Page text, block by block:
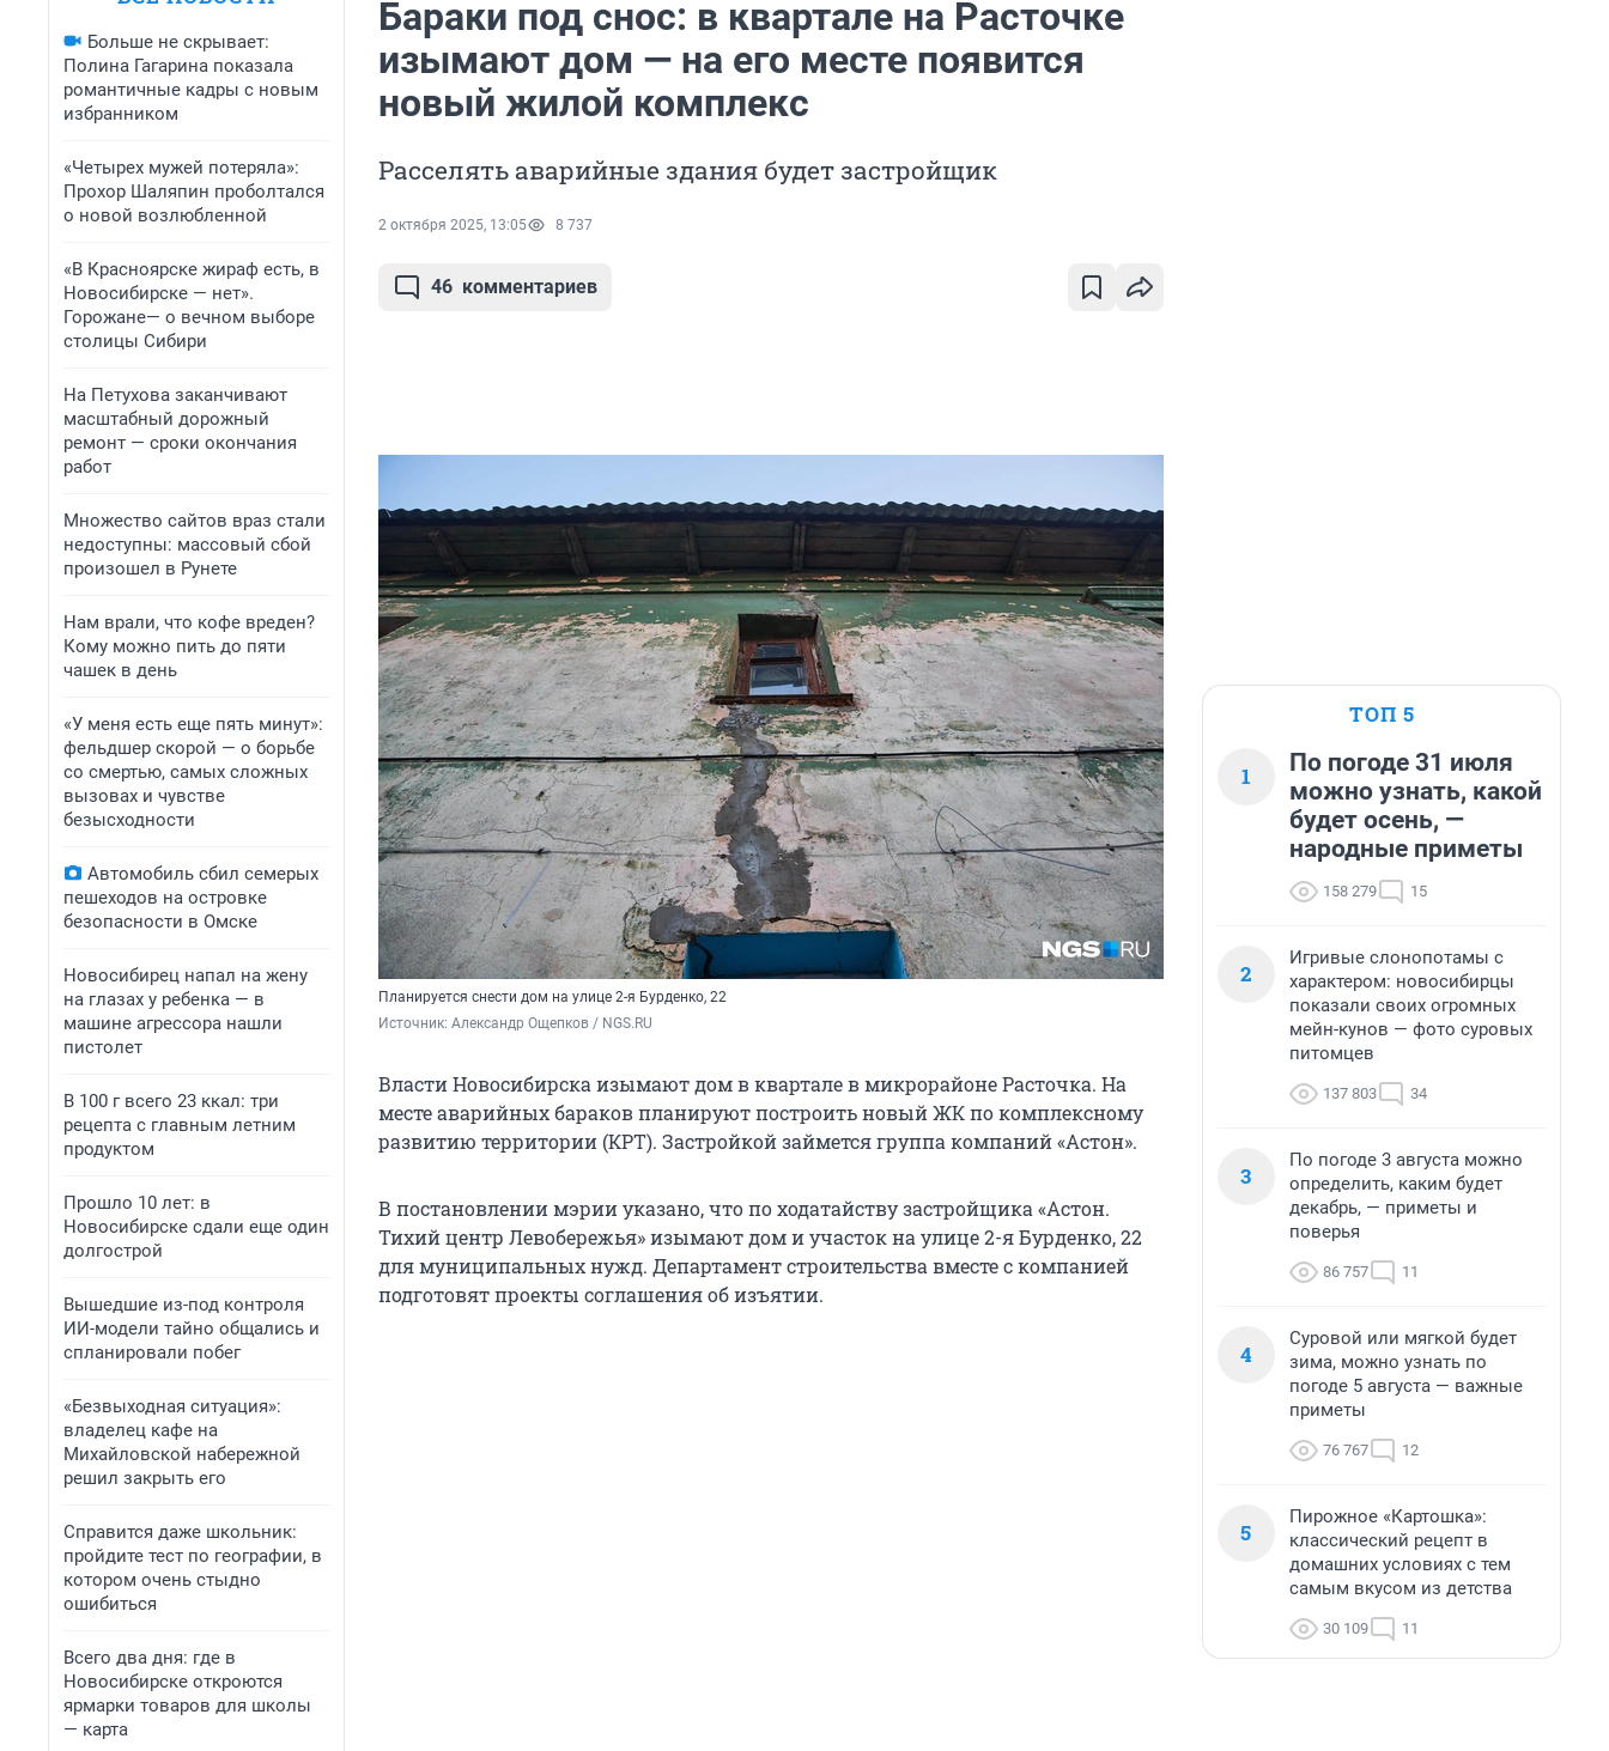
Больше не скрывает:
Полина Гагарина показала
романтичные кадры с новым
избранником
«Четырех мужей потеряла»:
Прохор Шаляпин проболтался
о новой возлюбленной
«В Красноярске жираф есть, в
Новосибирске — нет».
Горожане— о вечном выборе
столицы Сибири
На Петухова заканчивают
масштабный дорожный
ремонт — сроки окончания
работ
Множество сайтов враз стали
недоступны: массовый сбой
произошел в Рунете
Нам врали, что кофе вреден?
Кому можно пить до пяти
чашек в день
«У меня есть еще пять минут»:
фельдшер скорой — о борьбе
со смертью, самых сложных
вызовах и чувстве
безысходности
Автомобиль сбил семерых
пешеходов на островке
безопасности в Омске
Новосибирец напал на жену
на глазах у ребенка — в
машине агрессора нашли
пистолет
В 100 г всего 23 ккал: три
рецепта с главным летним
продуктом
Прошло 10 лет: в
Новосибирске сдали еще один
долгострой
Вышедшие из-под контроля
ИИ-модели тайно общались и
спланировали побег
«Безвыходная ситуация»:
владелец кафе на
Михайловской набережной
решил закрыть его
Справится даже школьник:
пройдите тест по географии, в
котором очень стыдно
ошибиться
Всего два дня: где в
Новосибирске откроются
ярмарки товаров для школы
— карта
Бараки под снос: в квартале на Расточке
изымают дом — на его месте появится
новый жилой комплекс
Расселять аварийные здания будет застройщик
2 октября 2025, 13:05 8 737
46 комментариев
Планируется снести дом на улице 2-я Бурденко, 22
Источник: Александр Ощепков / NGS.RU
Власти Новосибирска изымают дом в квартале в микрорайоне Расточка. На
месте аварийных бараков планируют построить новый ЖК по комплексному
развитию территории (КРТ). Застройкой займется группа компаний «Астон».
В постановлении мэрии указано, что по ходатайству застройщика «Астон.
Тихий центр Левобережья» изымают дом и участок на улице 2-я Бурденко, 22
для муниципальных нужд. Департамент строительства вместе с компанией
подготовят проекты соглашения об изъятии.
ТОП 5
1
По погоде 31 июля
можно узнать, какой
будет осень, —
народные приметы
158 279 15
2
Игривые слонопотамы с
характером: новосибирцы
показали своих огромных
мейн-кунов — фото суровых
питомцев
137 803 34
3
По погоде 3 августа можно
определить, каким будет
декабрь, — приметы и
поверья
86 757 11
4
Суровой или мягкой будет
зима, можно узнать по
погоде 5 августа — важные
приметы
76 767 12
5
Пирожное «Картошка»:
классический рецепт в
домашних условиях с тем
самым вкусом из детства
30 109 11